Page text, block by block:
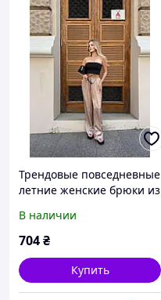
Трендовые повседневные
летние женские брюки из
к телу шелка на резинке с
карманами 42-44, 46-48
В наличии
704₴
Купить